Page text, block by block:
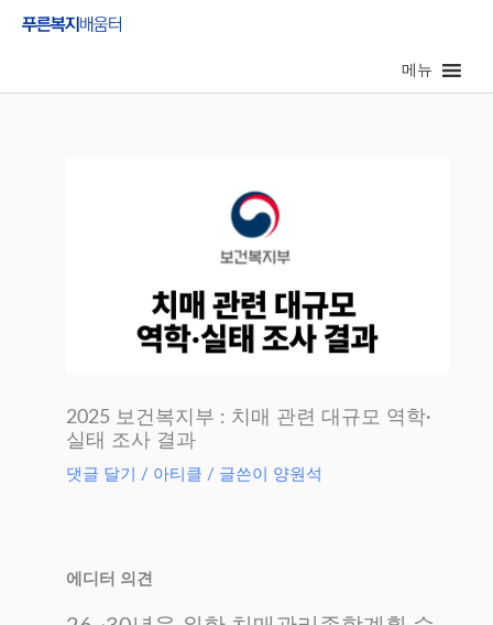
메뉴
2025 보건복지부 : 치매 관련 대규모 역학·
실태 조사 결과
댓글 달기 / 아티클 / 글쓴이 양원석
에디터 의견